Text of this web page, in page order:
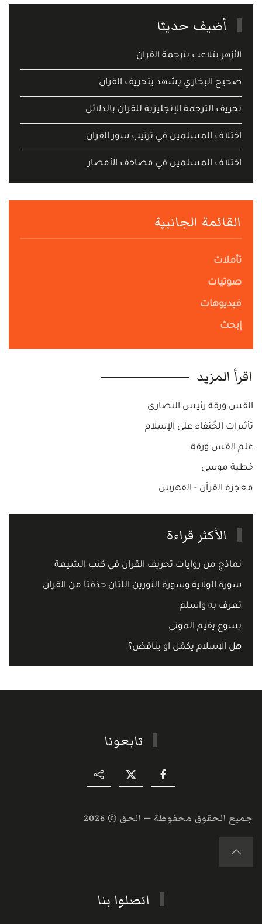
أضيف حديثا
الأزهر يتلاعب بترجمة القرآن
صحيح البخاري يشهد يتحريف القرآن
تحريف الترجمة الإنجليزية للقرآن بالدلائل
اختلاف المسلمين في ترتيب سور القران
اختلاف المسلمين في مصاحف الأمصار
القائمة الجانبية
تأملات
صوتيات
فيديوهات
إبحث
اقرأ المزيد
القس ورقة رئيس النصارى
تأثيرات الحُنفاء على الإسلام
علم القس ورقة
خطية موسى
معجزة القرآن - الفهرس
الأكثر قراءة
نماذج من روايات تحريف القران في كتب الشيعة
سورة الولاية وسورة النورين اللتان حذفتا من القرآن
تعرف به واسلم
يسوع يقيم الموتى
هل الإسلام يكمّل او يناقض؟
تابعونا
جميع الحقوق محفوظة — الحق © 2026
اتصلوا بنا